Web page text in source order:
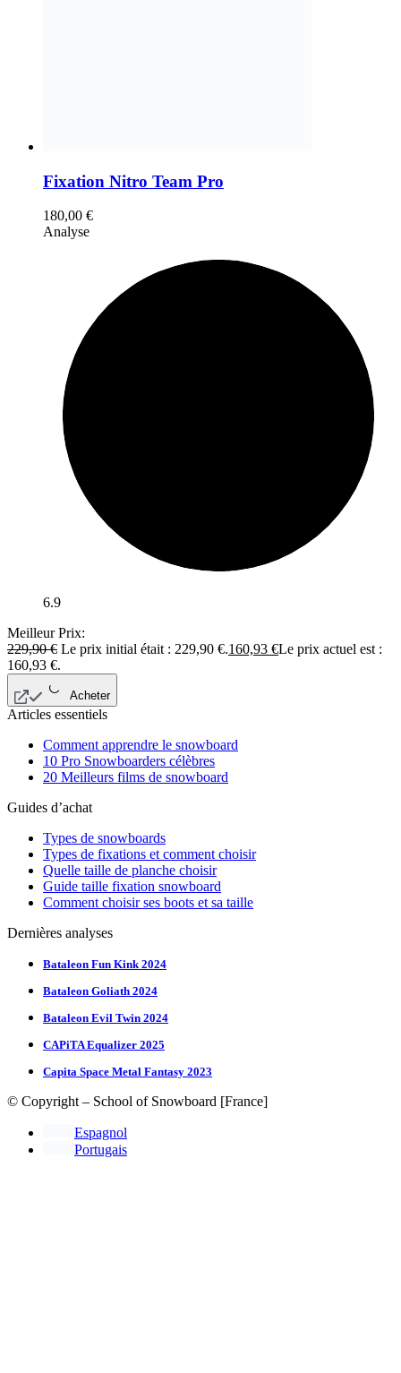
Fixation Nitro Team Pro
180,00 €
Analyse
6.9
Meilleur Prix:
229,90€ Le prix initial était : 229,90 €.160,93 €Le prix actuel est :
160,93 €.
Acheter
Articles essentiels
Comment apprendre le snowboard
10 Pro Snowboarders célèbres
20 Meilleurs films de snowboard
Guides d’achat
Types de snowboards
Types de fixations et comment choisir
Quelle taille de planche choisir
Guide taille fixation snowboard
Comment choisir ses boots et sa taille
Dernières analyses
Bataleon Fun Kink 2024
Bataleon Goliath 2024
Bataleon Evil Twin 2024
CAPiTA Equalizer 2025
Capita Space Metal Fantasy 2023
© Copyright – School of Snowboard [France]
Espagnol
Portugais